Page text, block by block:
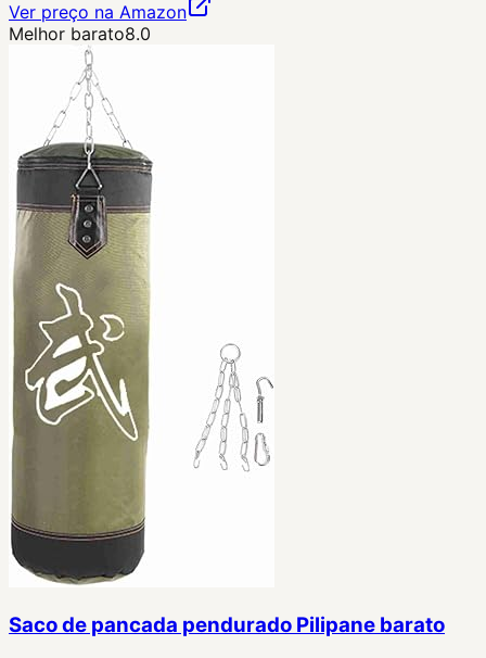
Ver preço na Amazon
Melhor barato8.0
Saco de pancada pendurado Pilipane barato